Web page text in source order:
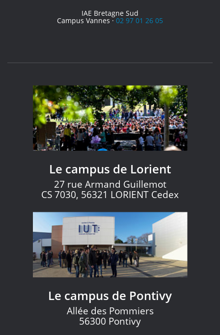
IAE Bretagne Sud
Campus Vannes ·02 97 01 26 05
Le campus de Lorient
27 rue Armand Guillemot
CS 7030, 56321 LORIENT Cedex
Le campus de Pontivy
Allée des Pommiers
56300 Pontivy